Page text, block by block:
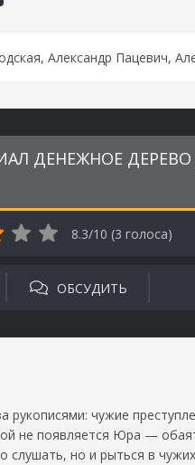
Александр Пацевич,
ДЕНЕЖНОЕ ДЕРЕВО
8.3/10 (3 голоса)
ОБСУДИТЬ
рукописями: чужие
не появляется Юра —
слушать, но и рыться в